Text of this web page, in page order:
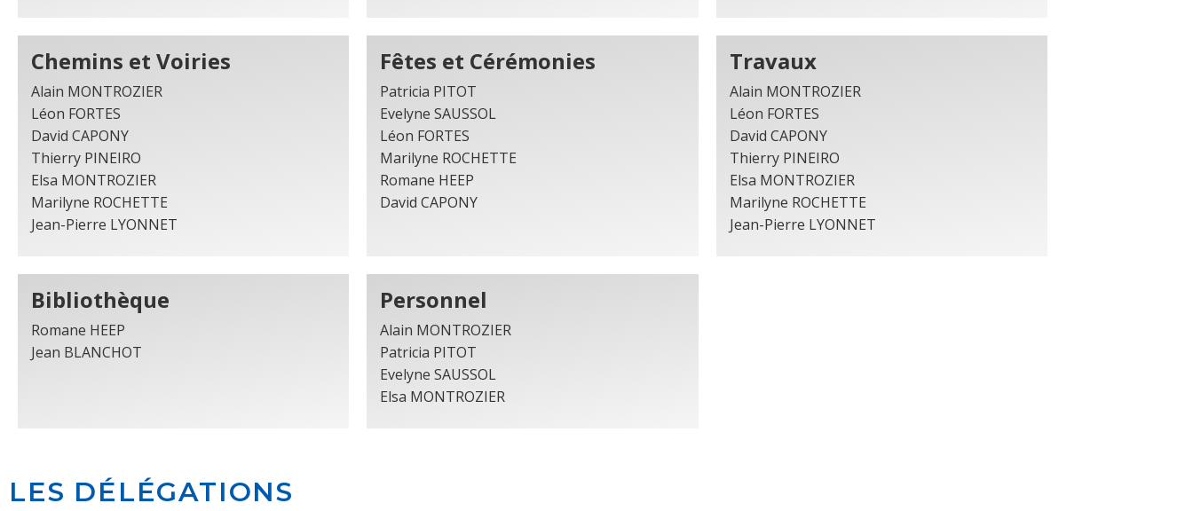
Chemins et Voiries
Alain MONTROZIER
Léon FORTES
David CAPONY
Thierry PINEIRO
Elsa MONTROZIER
Marilyne ROCHETTE
Jean-Pierre LYONNET
Fêtes et Cérémonies
Patricia PITOT
Evelyne SAUSSOL
Léon FORTES
Marilyne ROCHETTE
Romane HEEP
David CAPONY
Travaux
Alain MONTROZIER
Léon FORTES
David CAPONY
Thierry PINEIRO
Elsa MONTROZIER
Marilyne ROCHETTE
Jean-Pierre LYONNET
Bibliothèque
Romane HEEP
Jean BLANCHOT
Personnel
Alain MONTROZIER
Patricia PITOT
Evelyne SAUSSOL
Elsa MONTROZIER
LES DÉLÉGATIONS